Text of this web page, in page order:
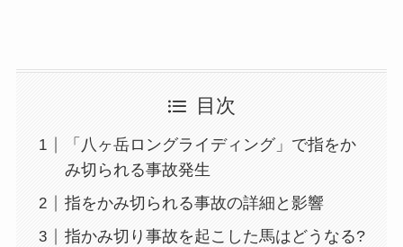
目次
「八ヶ岳ロングライディング」で指をか
み切られる事故発生
指をかみ切られる事故の詳細と影響
指かみ切り事故を起こした馬はどうなる?